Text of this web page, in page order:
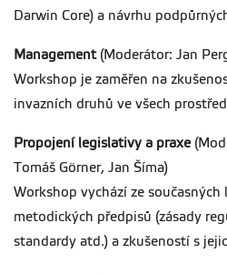
Darwin Core) a návrhu
Management(Moderátor: Jan
Workshop je zaměřen na
invazních druhů ve všech
Propojení legislativy a praxe
Tomáš Görner, Jan Šíma)
Workshop vychází ze
metodických předpisů (zásady
standardy atd.) a zkušeností s